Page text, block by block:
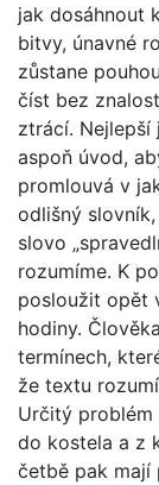
jak dosáhnout
bitvy, únavné
zůstane
číst bez
ztrácí.
aspoň úvod,
promlouvá v
odlišný
slovo
rozumíme. K
posloužit opět
hodiny.
termínech,
že textu
Určitý
do kos­tela a z
četbě pak mají